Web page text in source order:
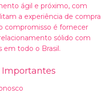
ágil e próximo, com
a experiência de compra
compromisso é fornecer
sólido com
em todo o Brasil.
Importantes